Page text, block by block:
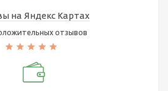
на Яндекс Картах
отзывов